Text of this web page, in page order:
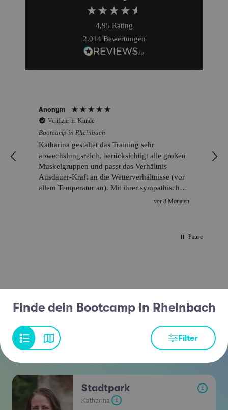
4,95 Rating
2.014 Bewertungen
Anonym
Verifizierter Kunde
Bootcamp in Rheinbach
Katharina gestaltet das Training sehr
abwechslungsreich, berücksichtigt alle großen
Muskelgruppen und passt das Verhältnis
Ausdauer-Kraft an die Wetterverhältnisse (vor
allem Temperatur an). Mit ihrer sympathischen
Art hält Katharina uns immer bei Laune und
vor 8 Monaten
Pause
Finde dein Bootcamp in Rheinbach
Filter
Stadtpark i
Katharina i